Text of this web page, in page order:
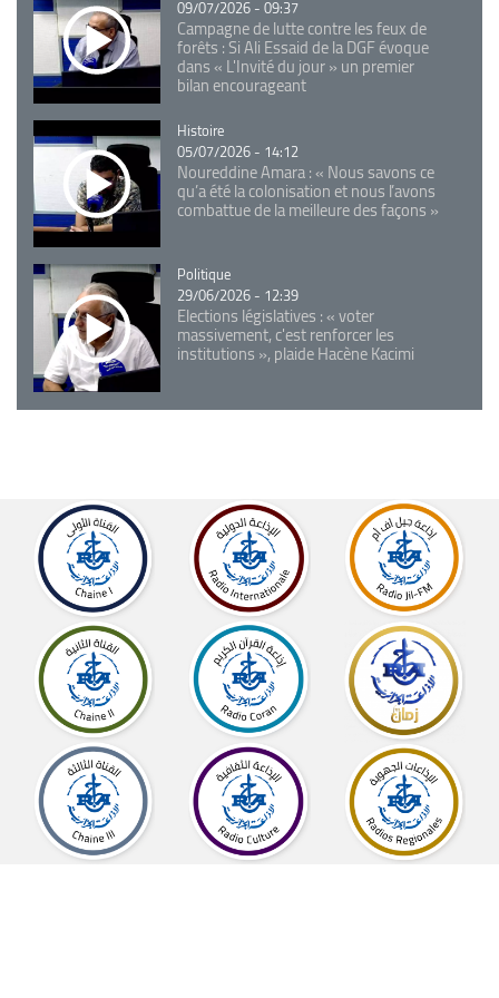
09/07/2026 - 09:37
Campagne de lutte contre les feux de
forêts : Si Ali Essaid de la DGF évoque
dans « L'Invité du jour » un premier
bilan encourageant
Catégorie
Histoire
05/07/2026 - 14:12
Noureddine Amara : « Nous savons ce
qu’a été la colonisation et nous l’avons
combattue de la meilleure des façons »
Catégorie
Politique
29/06/2026 - 12:39
Elections législatives : « voter
massivement, c'est renforcer les
institutions », plaide Hacène Kacimi